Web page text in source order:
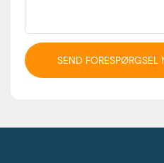
SEND FORESPØRGSEL